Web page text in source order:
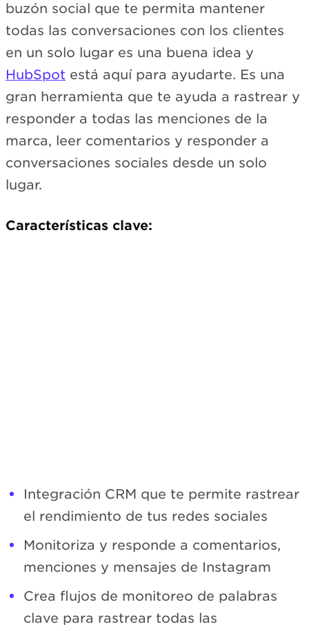
buzón social que te permita mantener
todas las conversaciones con los clientes
en un solo lugar es una buena idea y
HubSpot está aquí para ayudarte. Es una
gran herramienta que te ayuda a rastrear y
responder a todas las menciones de la
marca, leer comentarios y responder a
conversaciones sociales desde un solo
lugar.
Características clave:
Integración CRM que te permite rastrear
el rendimiento de tus redes sociales
Monitoriza y responde a comentarios,
menciones y mensajes de Instagram
Crea flujos de monitoreo de palabras
clave para rastrear todas las